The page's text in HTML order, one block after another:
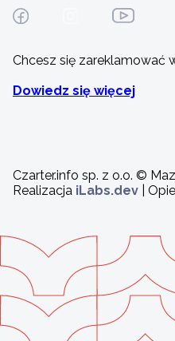
Chcesz się zareklamować
Dowiedz się więcej
Czarter.info sp. z o.o. ©
Realizacja iLabs.dev |